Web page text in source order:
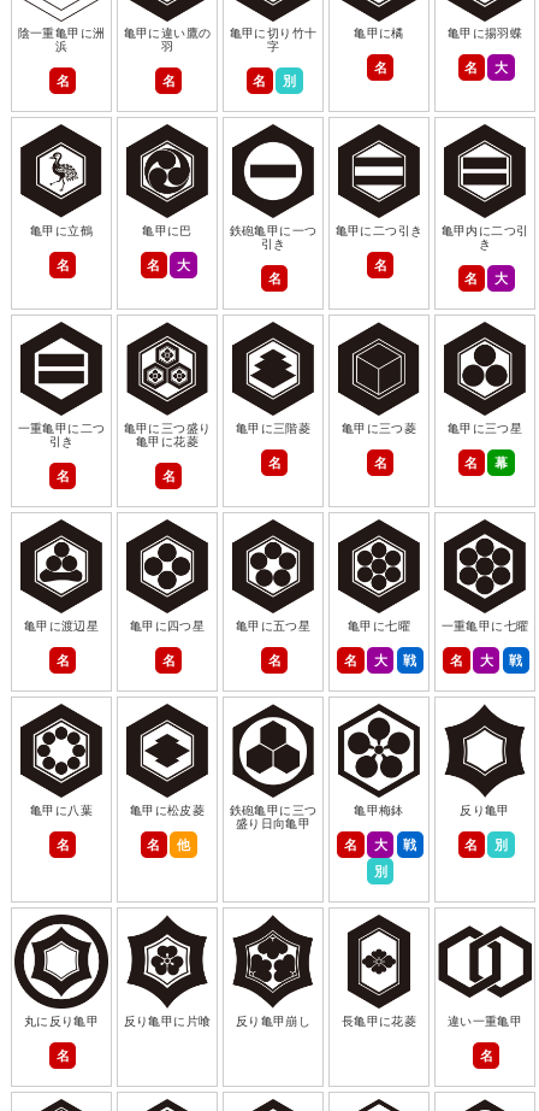
陰一重亀甲に洲
浜
名
亀甲に違い鷹の
羽
名
亀甲に切り竹十
字
名 別
亀甲に橘
名
亀甲に揚羽蝶
名 大
亀甲に立鶴
名
亀甲に巴
名 大
鉄砲亀甲に一つ
引き
名
亀甲に二つ引き
名
亀甲内に二つ引
き
名 大
一重亀甲に二つ
引き
名
亀甲に三つ盛り
亀甲に花菱
名
亀甲に三階菱
名
亀甲に三つ菱
名
亀甲に三つ星
名 幕
亀甲に渡辺星
名
亀甲に四つ星
名
亀甲に五つ星
名
亀甲に七曜
名 大 戦
一重亀甲に七曜
名 大 戦
亀甲に八葉
名
亀甲に松皮菱
名 他
鉄砲亀甲に三つ
盛り日向亀甲
亀甲梅鉢
名 大
戦
別
反り亀甲
名 別
丸に反り亀甲
名
反り亀甲に片喰 反り亀甲崩し 長亀甲に花菱 違い一重亀甲
名